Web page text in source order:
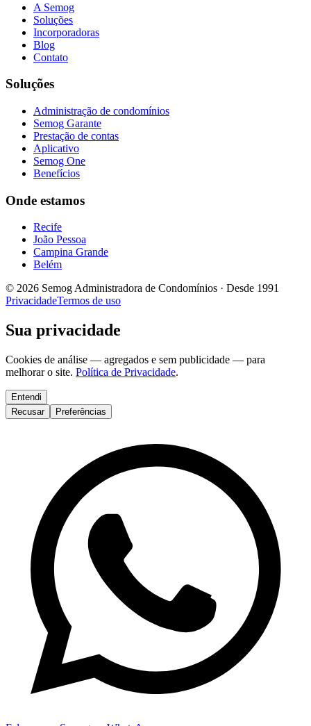
A Semog
Soluções
Incorporadoras
Blog
Contato
Soluções
Administração de condomínios
Semog Garante
Prestação de contas
Aplicativo
Semog One
Benefícios
Onde estamos
Recife
João Pessoa
Campina Grande
Belém
© 2026 Semog Administradora de Condomínios · Desde 1991
PrivacidadeTermos de uso
Sua privacidade
Cookies de análise — agregados e sem publicidade — para
melhorar o site. Política de Privacidade.
Entendi
Recusar
Preferências